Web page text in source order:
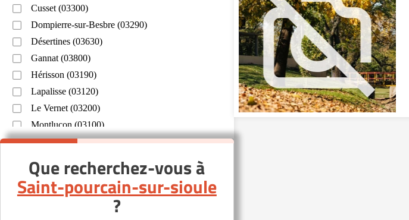
Cusset (03300)
Dompierre-sur-Besbre (03290)
Désertines (03630)
Gannat (03800)
Hérisson (03190)
Lapalisse (03120)
Le Vernet (03200)
Montluçon (03100)
Montmarault (03390)
Néris-les-Bains (03310)
Saint-Bonnet-Tronçais (03360)
Saint-Germain-des-Fossés (03260)
Que recherchez-vous à
Saint-pourcain-sur-sioule
?